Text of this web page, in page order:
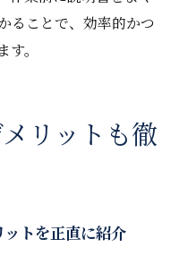
ることで、効率的かつ
。
リットも徹
ットを正直に紹介